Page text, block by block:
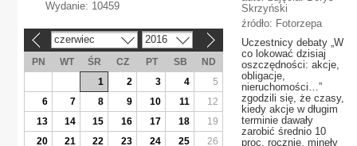
Skrzyński
źródło: Fotorzepa
Uczestnicy debaty „W
co lokować dzisiaj
oszczędności: akcje,
obligacje,
nieruchomości…”
zgodzili się, że czasy,
kiedy akcje w długim
terminie dawały
zarobić średnio 10
proc. rocznie, minęły
Wydanie: 10459
czerwiec 2016
PN WT ŚR CZ PT SB
ND
1
2 3 4
5
6
7 8 9 10 11
12
13
14 15 16 17 18
19
20
21 22 23 24 25
26